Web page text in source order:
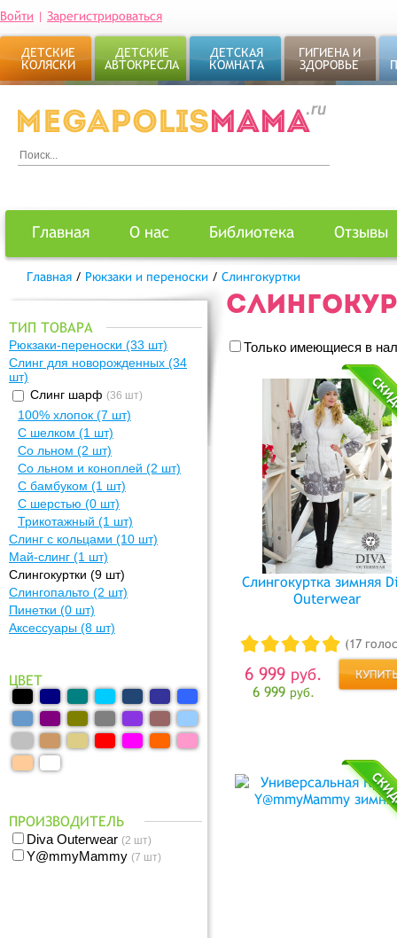
Войти | Зарегистрироваться
ДЕТСКИЕ
КОЛЯСКИ
ДЕТСКИЕ
АВТОКРЕСЛА
ДЕТСКАЯ
КОМНАТА
ГИГИЕНА И
ЗДОРОВЬЕ
Главная О нас Библиотека Отзывы
Главная / Рюкзаки и переноски / Слингокуртки
ТИП ТОВАРА
Рюкзаки-переноски (33 шт)
Слинг для новорожденных (34
шт)
Слинг шарф (36 шт)
100% хлопок (7 шт)
С шелком (1 шт)
Со льном (2 шт)
Со льном и коноплей (2 шт)
С бамбуком (1 шт)
С шерстью (0 шт)
Трикотажный (1 шт)
Слинг с кольцами (10 шт)
Май-слинг (1 шт)
Слингокуртки (9 шт)
Слингопальто (2 шт)
Пинетки (0 шт)
Аксессуары (8 шт)
ЦВЕТ
ПРОИЗВОДИТЕЛЬ
Diva Outerwear (2 шт)
Y@mmyMammy (7 шт)
Только имеющиеся в
Слингокуртка зимняя
Outerwear
(17
6 999 руб.
6 999 руб.